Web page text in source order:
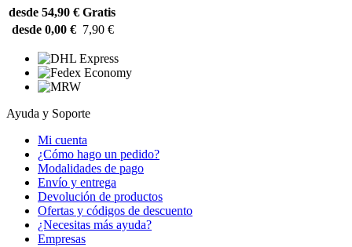
desde 54,90 € Gratis
desde 0,00 € 7,90 €
Ayuda y Soporte
Mi cuenta
¿Cómo hago un pedido?
Modalidades de pago
Envío y entrega
Devolución de productos
Ofertas y códigos de descuento
¿Necesitas más ayuda?
Empresas